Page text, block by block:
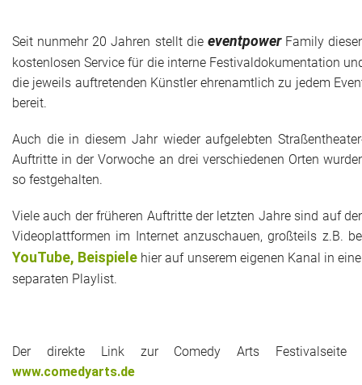
Seit nunmehr 20 Jahren stellt die eventpowerFamily
kostenlosen Service für die interne Festivaldokumentation
die jeweils auftretenden Künstler ehrenamtlich zu jedem
bereit.
Auch die in diesem Jahr wieder aufgelebten
Auftritte in der Vorwoche an drei verschiedenen Orten
so festgehalten.
Viele auch der früheren Auftritte der letzten Jahre sind auf
Videoplattformen im Internet anzuschauen, großteils z.B.
YouTube, Beispiele hier auf unserem eigenen Kanal in
separaten Playlist.
Der direkte Link zur Comedy Arts Festivalseite
www.comedyarts.de